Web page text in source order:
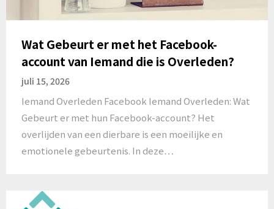
Wat Gebeurt er met het Facebook-
account van Iemand die is Overleden?
juli 15, 2026
Iemand Overleden Facebook Iemand Overleden: Wat
Gebeurt er met hun Facebook-account? Het
overlijden van een dierbare is een moeilijke en
emotionele gebeurtenis. In deze…